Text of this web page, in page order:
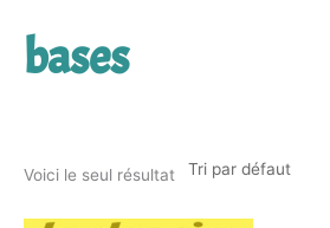
bases
Voici le seul résultat